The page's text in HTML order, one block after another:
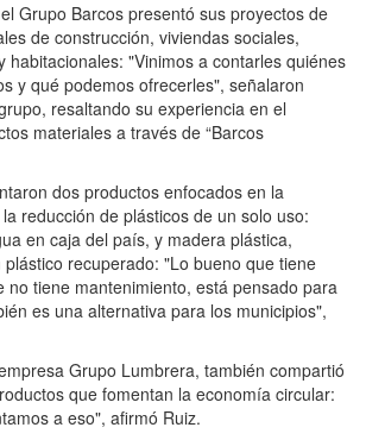
Grupo Barcos presentó sus proyectos de
de construcción, viviendas sociales,
habitacionales: "Vinimos a contarles quiénes
y qué podemos ofrecerles", señalaron
resaltando su experiencia en el
materiales a través de “Barcos
dos productos enfocados en la
reducción de plásticos de un solo uso:
en caja del país, y madera plástica,
recuperado: "Lo bueno que tiene
no tiene mantenimiento, está pensado para
es una alternativa para los municipios",
Grupo Lumbrera, también compartió
que fomentan la economía circular:
a eso", afirmó Ruiz.